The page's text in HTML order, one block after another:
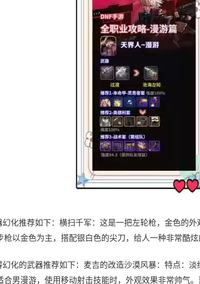
化推荐如下：横扫千军：这是一把左轮枪，金色的
枪以金色为主，搭配银白色的尖刀，给人一种非常酷
化的武器推荐如下：麦吉的改造沙漠风暴：特点：
合男漫游，使用移动射击技能时，外观效果非常帅气